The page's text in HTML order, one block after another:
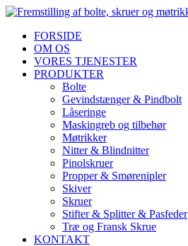
FORSIDE
OM OS
VORES TJENESTER
PRODUKTER
Bolte
Gevindstænger & Pindbolt
Låseringe
Maskingreb og tilbehør
Møtrikker
Nitter & Blindnitter
Pinolskruer
Propper & Smørenipler
Skiver
Skruer
Stifter & Splitter & Pasfeder
Træ og Fransk Skrue
KONTAKT